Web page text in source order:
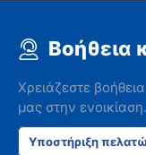
Βοήθεια
Χρειάζεστε
μας στην ενοικίαση.
Υποστήριξη